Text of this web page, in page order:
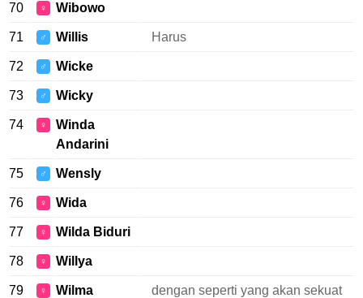
70 ♀ Wibowo
71 ♂ Willis Harus
72 ♂ Wicke
73 ♂ Wicky
74 ♀
Winda
Andarini
75 ♂ Wensly
76 ♀ Wida
77 ♀ Wilda Biduri
78 ♀ Willya
79 ♀ Wilma
dengan seperti yang akan sekuat